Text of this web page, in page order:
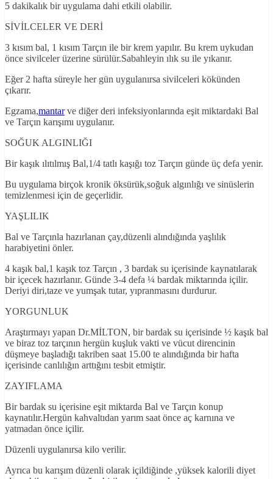
5 dakikalık bir uygulama dahi etkili olabilir.
SİVİLCELER VE DERİ
3 kısım bal, 1 kısım Tarçın ile bir krem yapılır. Bu krem uykudan
önce sivilceler üzerine sürülür.Sabahleyin ılık su ile yıkanır.
Eğer 2 hafta süreyle her gün uygulanırsa sivilceleri kökünden
çıkarır.
Egzama,mantarve diğer deri infeksiyonlarında eşit miktardaki Bal
ve Tarçın karışımı uygulanır.
SOĞUK ALGINLIĞI
Bir kaşık ılıtılmış Bal,1/4 tatlı kaşığı toz Tarçın günde üç defa yenir.
Bu uygulama birçok kronik öksürük,soğuk algınlığı ve sinüslerin
temizlenmesi için de geçerlidir.
YAŞLILIK
Bal ve Tarçınla hazırlanan çay,düzenli alındığında yaşlılık
harabiyetini önler.
4 kaşık bal,1 kaşık toz Tarçın , 3 bardak su içerisinde kaynatılarak
bir içecek hazırlanır. Günde 3-4 defa ¼ bardak miktarında içilir.
Deriyi diri,taze ve yumşak tutar, yıpranmasını durdurur.
YORGUNLUK
Araştırmayı yapan Dr.MİLTON, bir bardak su içerisinde ½ kaşık bal
ve biraz toz tarçının hergün kuşluk vakti ve vücut direncinin
düşmeye başladığı takriben saat 15.00 te alındığında bir hafta
içerisinde canlılığın arttığını tesbit etmiştir.
ZAYIFLAMA
Bir bardak su içerisine eşit miktarda Bal ve Tarçın konup
kaynatılır.Hergün kahvaltıdan yarım saat önce aç karnına ve
yatmadan önce içilir.
Düzenli uygulanırsa kilo verilir.
Ayrıca bu karışım düzenli olarak içildiğinde ,yüksek kalorili diyet